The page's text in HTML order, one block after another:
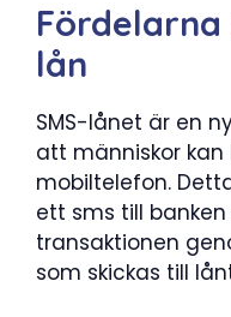
Fördelarna
lån
SMS-lånet är en
att människor
mobiltelefon.
ett sms till
transaktionen
som skickas till